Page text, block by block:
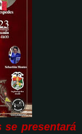
se presentará